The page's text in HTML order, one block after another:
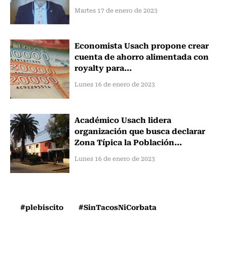
Martes 17 de enero de 2023
Economista Usach propone crear
cuenta de ahorro alimentada con
royalty para...
Lunes 16 de enero de 2023
Académico Usach lidera
organización que busca declarar
Zona Típica la Población...
Lunes 16 de enero de 2023
#plebiscito #SinTacosNiCorbata